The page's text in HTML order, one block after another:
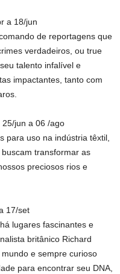
a 18/jun
de reportagens que
verdadeiros, ou true
talento infalível e
impactantes, tanto com
25/jun a 06 /ago
para uso na indústria têxtil,
transformar as
preciosos rios e
17/set
lugares fascinantes e
britânico Richard
e sempre curioso
para encontrar seu DNA,